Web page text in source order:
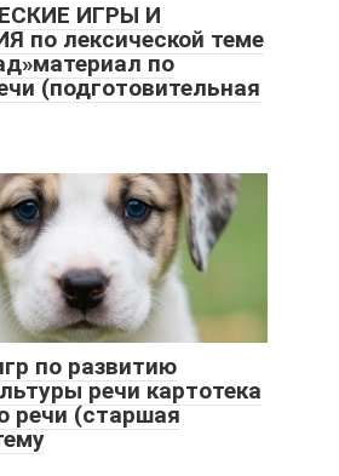
ИГРЫ И
по лексической теме
по
(подготовительная
по развитию
речи картотека
речи (старшая